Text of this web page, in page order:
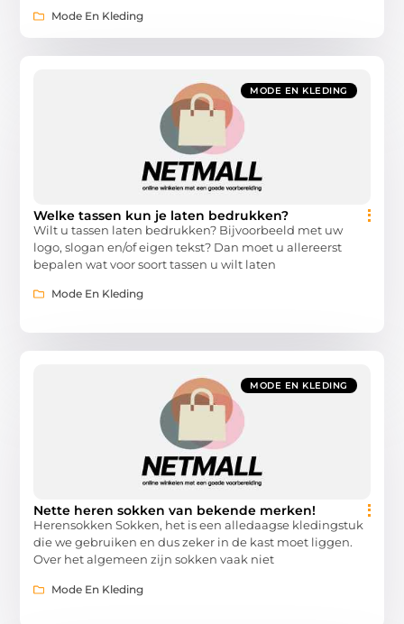
Mode En Kleding
MODE EN KLEDING
Welke tassen kun je laten bedrukken?
Wilt u tassen laten bedrukken? Bijvoorbeeld met uw
logo, slogan en/of eigen tekst? Dan moet u allereerst
bepalen wat voor soort tassen u wilt laten
Mode En Kleding
MODE EN KLEDING
Nette heren sokken van bekende merken!
Herensokken Sokken, het is een alledaagse kledingstuk
die we gebruiken en dus zeker in de kast moet liggen.
Over het algemeen zijn sokken vaak niet
Mode En Kleding